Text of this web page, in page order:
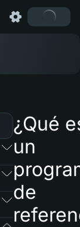
¿Qué
un
de